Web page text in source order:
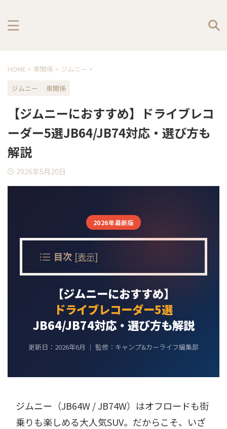
HOME > 車関係 > ジムニー >
ジムニー
車関係
【ジムニーにおすすめ】ドライブレコ
ーダー5選JB64/JB74対応・選び方も
解説
2026年5月20日
2026年最新版
目次 [表示]
【ジムニーにおすすめ】
ドライブレコーダー5選
JB64/JB74対応・選び方も解説
更新日：2026年6月 ｜ 監修：キャンプ&カーライフ編集部
ジムニー（JB64W / JB74W）はオフロードも街
乗りも楽しめる大人気SUV。だからこそ、いざ